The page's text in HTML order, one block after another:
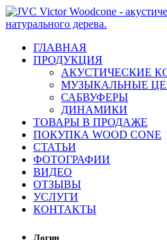
ГЛАВНАЯ
ПРОДУКЦИЯ
АКУСТИЧЕСКИЕ
МУЗЫКАЛЬНЫЕ
САБВУФЕРЫ
ДИНАМИКИ
ТОВАРЫ В ПРОДАЖЕ
ПОКУПКА WOOD CONE
СТАТЬИ
ФОТОГРАФИИ
ВИДЕО
ОТЗЫВЫ
УСЛУГИ
КОНТАКТЫ
Логин